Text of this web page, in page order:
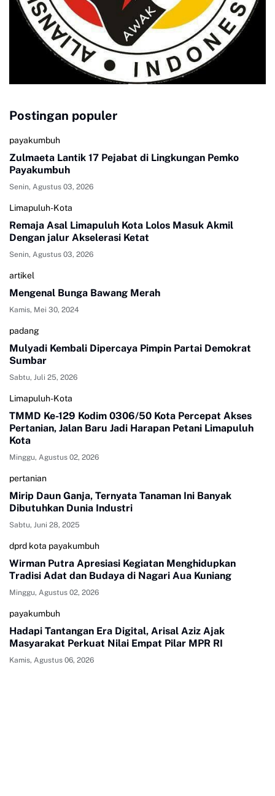
Postingan populer
payakumbuh
Zulmaeta Lantik 17 Pejabat di Lingkungan Pemko
Payakumbuh
Senin, Agustus 03, 2026
Limapuluh-Kota
Remaja Asal Limapuluh Kota Lolos Masuk Akmil
Dengan jalur Akselerasi Ketat
Senin, Agustus 03, 2026
artikel
Mengenal Bunga Bawang Merah
Kamis, Mei 30, 2024
padang
Mulyadi Kembali Dipercaya Pimpin Partai Demokrat
Sumbar
Sabtu, Juli 25, 2026
Limapuluh-Kota
TMMD Ke-129 Kodim 0306/50 Kota Percepat Akses
Pertanian, Jalan Baru Jadi Harapan Petani Limapuluh
Kota
Minggu, Agustus 02, 2026
pertanian
Mirip Daun Ganja, Ternyata Tanaman Ini Banyak
Dibutuhkan Dunia Industri
Sabtu, Juni 28, 2025
dprd kota payakumbuh
Wirman Putra Apresiasi Kegiatan Menghidupkan
Tradisi Adat dan Budaya di Nagari Aua Kuniang
Minggu, Agustus 02, 2026
payakumbuh
Hadapi Tantangan Era Digital, Arisal Aziz Ajak
Masyarakat Perkuat Nilai Empat Pilar MPR RI
Kamis, Agustus 06, 2026